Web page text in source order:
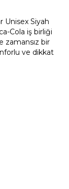
Unisex Siyah
Cola iş birliği
zamansız bir
ve dikkat